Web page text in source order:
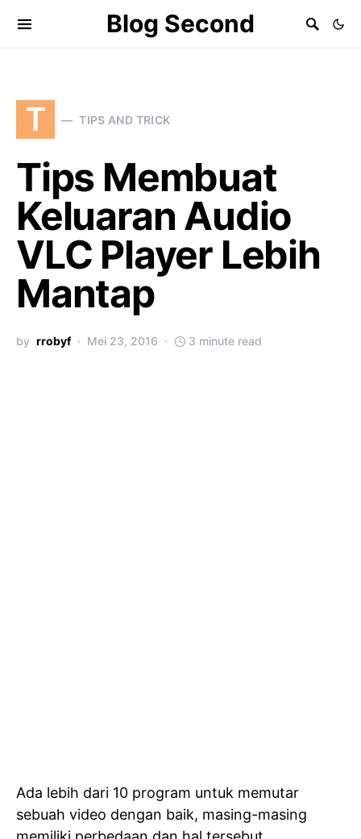
Blog Second
T TIPS AND TRICK
Tips Membuat
Keluaran Audio
VLC Player Lebih
Mantap
by rrobyf Mei 23, 2016 3 minute read
Ada lebih dari 10 program untuk memutar
sebuah video dengan baik, masing-masing